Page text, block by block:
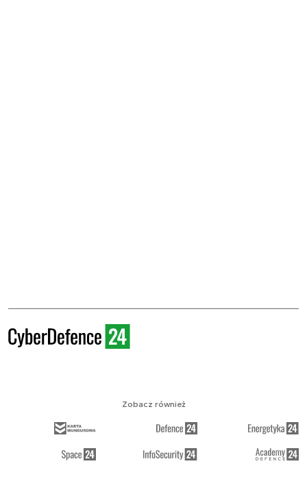
Zobacz również